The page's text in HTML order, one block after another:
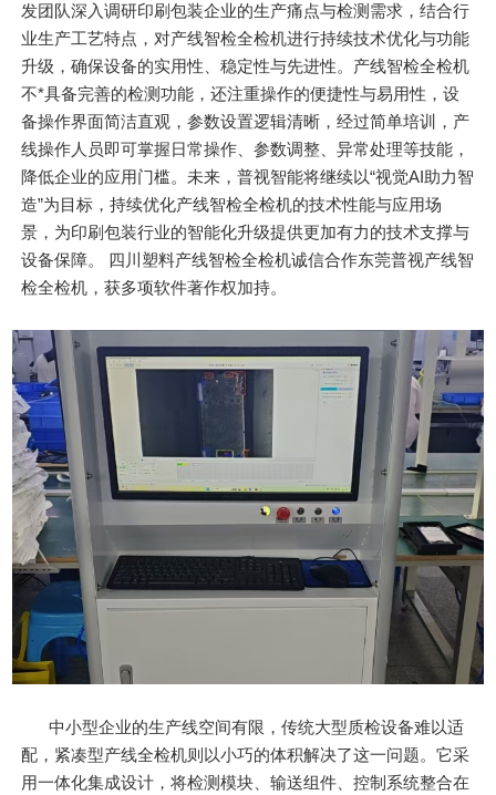
发团队深入调研印刷包装企业的生产痛点与检测需求，结合行
业生产工艺特点，对产线智检全检机进行持续技术优化与功能
升级，确保设备的实用性、稳定性与先进性。产线智检全检机
不*具备完善的检测功能，还注重操作的便捷性与易用性，设
备操作界面简洁直观，参数设置逻辑清晰，经过简单培训，产
线操作人员即可掌握日常操作、参数调整、异常处理等技能，
降低企业的应用门槛。未来，普视智能将继续以“视觉AI助力智
造”为目标，持续优化产线智检全检机的技术性能与应用场
景，为印刷包装行业的智能化升级提供更加有力的技术支撑与
设备保障。 四川塑料产线智检全检机诚信合作东莞普视产线智
检全检机，获多项软件著作权加持。
中小型企业的生产线空间有限，传统大型质检设备难以适
配，紧凑型产线全检机则以小巧的体积解决了这一问题。它采
用一体化集成设计，将检测模块、输送组件、控制系统整合在